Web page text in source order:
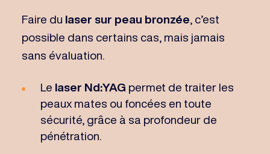
Faire du laser sur peau bronzée , c’est
possible dans certains cas, mais jamais
sans évaluation.
Le laser Nd:YAG permet de traiter les
peaux mates ou foncées en toute
sécurité, grâce à sa profondeur de
pénétration.